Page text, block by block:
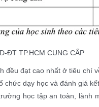
ĐT TP.HCM CUNG CẤP
đều đạt cao nhất ở tiêu chí
dạy học và đánh giá
học tập an toàn, lành